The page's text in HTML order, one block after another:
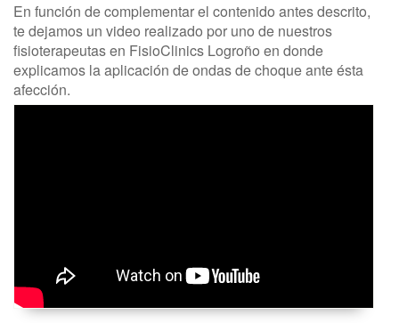
En función de complementar el contenido antes descrito,
te dejamos un video realizado por uno de nuestros
fisioterapeutas en FisioClinics Logroño en donde
explicamos la aplicación de ondas de choque ante ésta
afección.